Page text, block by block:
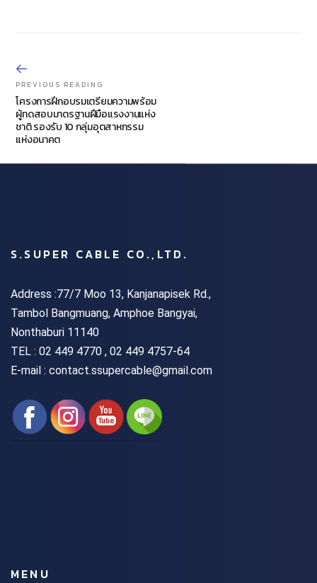
PREVIOUS READING
โครงการฝึกอบรมเตรียมความพร้อม
ผู้ทดสอบมาตรฐานฝีมือแรงงานแห่ง
ชาติ รองรับ 10 กลุ่มอุตสาหกรรม
แห่งอนาคต
S.SUPER CABLE CO.,LTD.
Address :77/7 Moo 13, Kanjanapisek Rd.,
Tambol Bangmuang, Amphoe Bangyai,
Nonthaburi 11140
TEL : 02 449 4770 , 02 449 4757-64
E-mail : contact.ssupercable@gmail.com
MENU